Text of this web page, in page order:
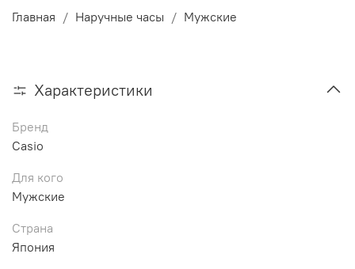
Главная Наручные часы Мужские
Характеристики
Бренд
Casio
Для кого
Мужские
Страна
Япония